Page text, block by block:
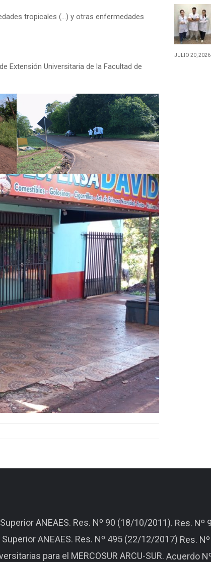
tropicales (…) y otras enfermedades
Extensión Universitaria de la Facultad de
JULIO 20, 2026
ANEAES. Res. Nº 90 (18/10/2011). Res. Nº
ANEAES. Res. Nº 495 (22/12/2017) Res.
para el MERCOSUR ARCU-SUR. Acuerdo